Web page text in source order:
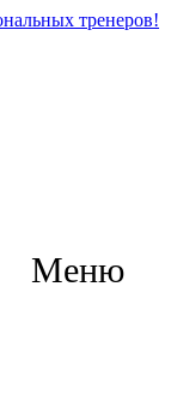
тренеров!
Меню